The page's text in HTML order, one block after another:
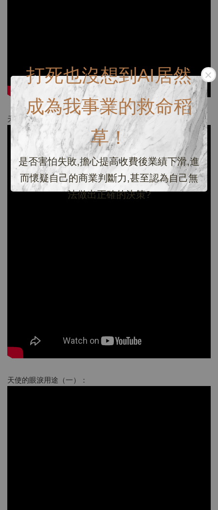
打死也沒想到AI居然
成為我事業的救命稻
草！
是否害怕失敗,擔心提高收費後業績下滑,進
而懷疑自己的商業判斷力,甚至認為自己無
法做出正確的決策?
天使的眼淚：保證睫毛高維持度：
天使的眼淚用途（一）：